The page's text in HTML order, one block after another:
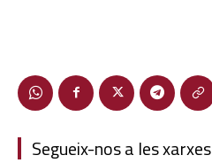
Segueix-nos a les xarxes